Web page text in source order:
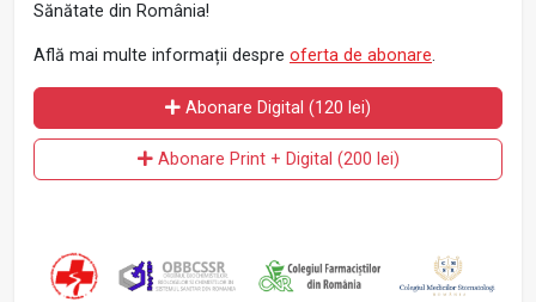
Sănătate din România!
Află mai multe informații despre oferta de abonare.
Abonare Digital (120 lei)
Abonare Print + Digital (200 lei)